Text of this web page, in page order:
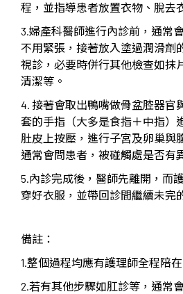
程，並指導患者放置衣物、脫去
3.婦產科醫師進行內診前，通常
不用緊張，接著放入塗過潤滑劑
視診，必要時併行其他檢查如抹
清潔等。
4. 接著會取出鴨嘴做骨盆腔器官
套的手指（大多是食指＋中指）
肚皮上按壓，進行子宮及卵巢與
通常會問患者，被碰觸處是否有
5.內診完成後，醫師先離開，而
穿好衣服，並帶回診間繼續未完
備註：
1.整個過程均應有護理師全程陪
2.若有其他步驟如肛診等，通常